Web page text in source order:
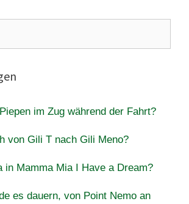
im Zug während der Fahrt?
von Gili T nach Gili Meno?
in Mamma Mia I Have a Dream?
es dauern, von Point Nemo an